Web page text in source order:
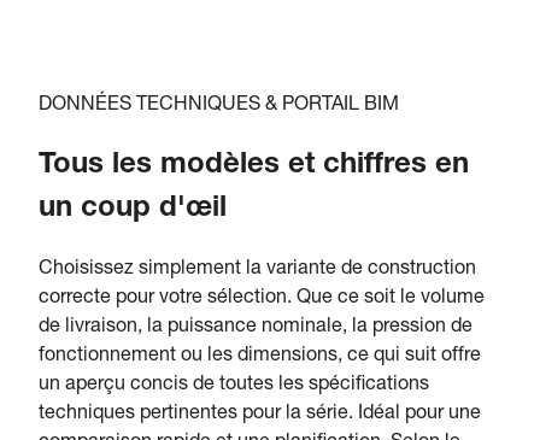
DONNÉES TECHNIQUES & PORTAIL BIM
Tous les modèles et chiffres en
un coup d'œil
Choisissez simplement la variante de construction
correcte pour votre sélection. Que ce soit le volume
de livraison, la puissance nominale, la pression de
fonctionnement ou les dimensions, ce qui suit offre
un aperçu concis de toutes les spécifications
techniques pertinentes pour la série. Idéal pour une